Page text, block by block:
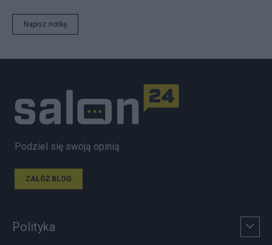
Napisz notkę
Podziel się swoją opinią
ZAŁÓŻ BLOG
Polityka